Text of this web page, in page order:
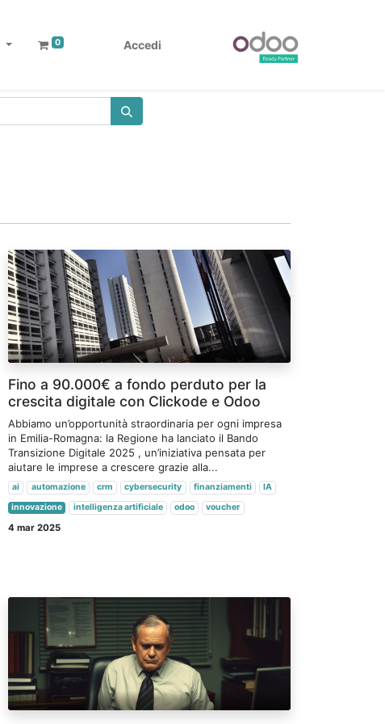
0 Accedi
Fino a 90.000€ a fondo perduto per la
crescita digitale con Clickode e Odoo
Abbiamo un’opportunità straordinaria per ogni impresa
in Emilia-Romagna: la Regione ha lanciato il Bando
Transizione Digitale 2025 , un’iniziativa pensata per
aiutare le imprese a crescere grazie alla...
ai automazione crm cybersecurity finanziamenti
IA
innovazione
intelligenza artificiale odoo voucher
4 mar 2025